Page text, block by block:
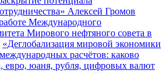
Алексей Громов
Международного
Мирового нефтяного совета в
«Деглобализация мировой экономики
расчётов: каково
евро, юаня, рубля, цифровых валют